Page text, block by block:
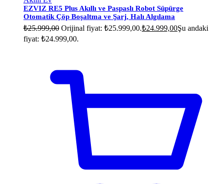
EZVIZ RE5 Plus Akıllı ve Paspaslı Robot Süpürge
Otomatik Çöp Boşaltma ve Şarj, Halı Algılama
₺25.999,00 Orijinal fiyat: ₺25.999,00.₺24.999,00Şu andaki
fiyat: ₺24.999,00.